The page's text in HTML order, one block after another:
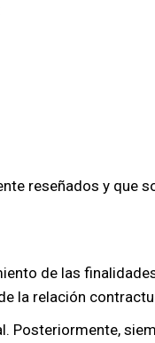
reseñados y que
de las
la relación